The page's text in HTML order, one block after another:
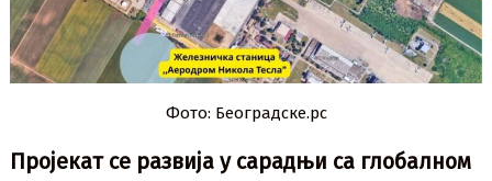
Фото: Београдске.рс
Пројекат се развија у сарадњи са глобалном